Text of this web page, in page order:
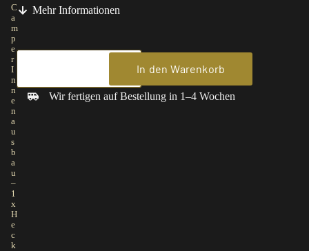
C
a
m
p
e
r
I
n
n
e
n
a
u
s
b
a
u
–
1
x
H
e
c
k
Mehr Informationen
In den Warenkorb
Wir fertigen auf Bestellung in 1–4 Wochen